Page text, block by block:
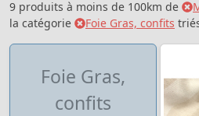
9 produits à moins de 100km de
la catégorie
Foie Gras, confits
Foie Gras,
confits